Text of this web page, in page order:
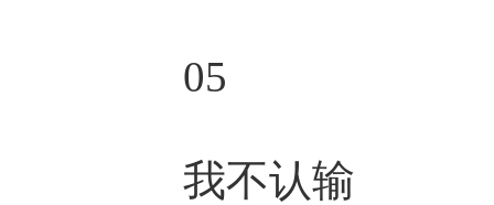
05
我不认输